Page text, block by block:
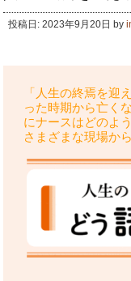
投稿日: 2023年9月20日 by
「人生の終焉を迎
った時期から亡く
にナースはどのよ
さまざまな現場か